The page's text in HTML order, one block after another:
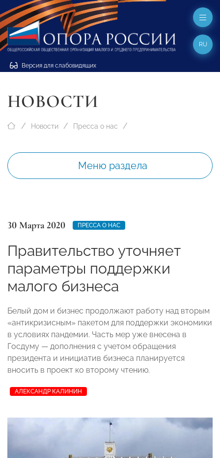
Версия для слабовидящих
RU
НОВОСТИ
Новости Пресса о нас
Меню раздела
30 Марта 2020 ПРЕССА О НАС
Правительство уточняет
параметры поддержки
малого бизнеса
Белый дом и бизнес продолжают работу над вторым
«антикризисным» пакетом для поддержки экономики
в условиях пандемии. Часть мер уже внесена в
Госдуму — дополнения с учетом обращения
президента и инициатив бизнеса планируется
вносить в проект ко второму чтению.
АЛЕКСАНДР КАЛИНИН